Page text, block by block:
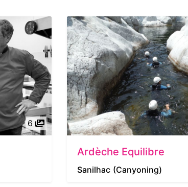
6
Ardèche Equilibre
Sanilhac (Canyoning)